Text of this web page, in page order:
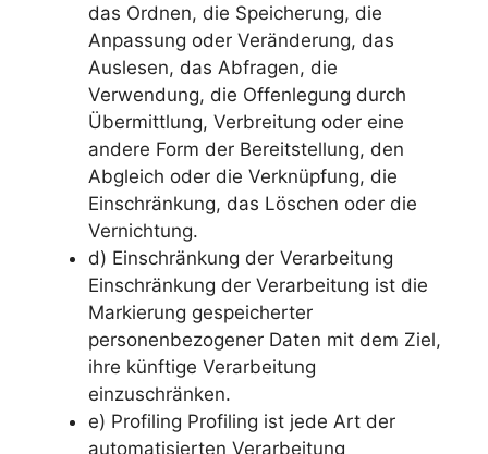
das Ordnen, die Speicherung, die
Anpassung oder Veränderung, das
Auslesen, das Abfragen, die
Verwendung, die Offenlegung durch
Übermittlung, Verbreitung oder eine
andere Form der Bereitstellung, den
Abgleich oder die Verknüpfung, die
Einschränkung, das Löschen oder die
Vernichtung.
d) Einschränkung der Verarbeitung
Einschränkung der Verarbeitung ist die
Markierung gespeicherter
personenbezogener Daten mit dem Ziel,
ihre künftige Verarbeitung
einzuschränken.
e) Profiling Profiling ist jede Art der
automatisierten Verarbeitung